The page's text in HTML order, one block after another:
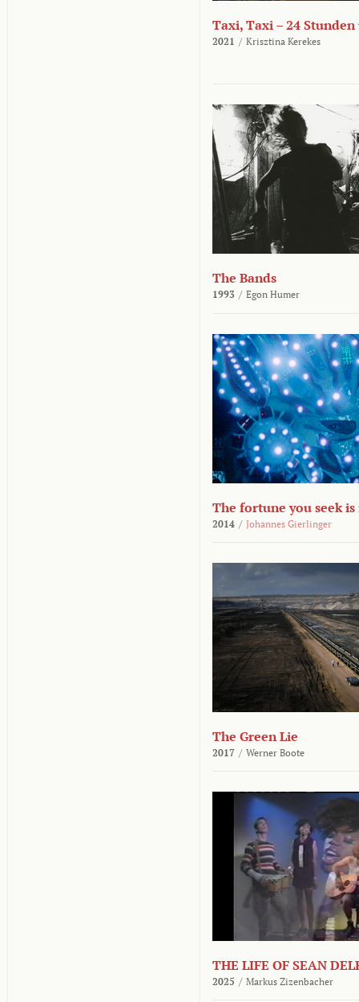
Taxi, Taxi – 24
2021 / Krisztina Kerekes
The Bands
1993 / Egon Humer
The fortune you seek
2014 / Johannes Gierlinger
The Green Lie
2017 / Werner Boote
THE LIFE OF SEAN
2025 / Markus Zizenbacher